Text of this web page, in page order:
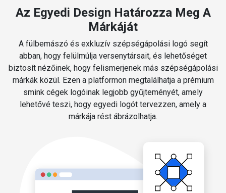
Az Egyedi Design Határozza Meg A
Márkáját
A fülbemászó és exkluzív szépségápolási logó segít
abban, hogy felülmúlja versenytársait, és lehetőséget
biztosít nézőinek, hogy felismerjenek más szépségápolási
márkák közül. Ezen a platformon megtalálhatja a prémium
smink cégek logóinak legjobb gyűjteményét, amely
lehetővé teszi, hogy egyedi logót tervezzen, amely a
márkája rést ábrázolhatja.